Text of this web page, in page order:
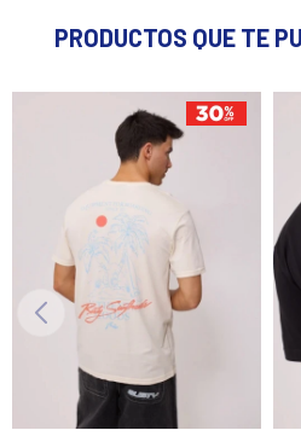
PRODUCTOS QUE TE